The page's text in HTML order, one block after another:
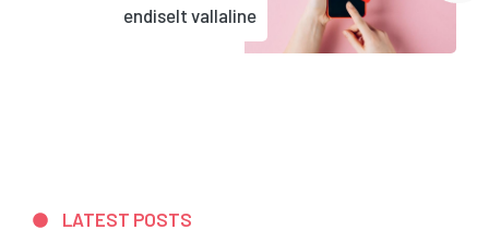
endiselt vallaline
LATEST POSTS